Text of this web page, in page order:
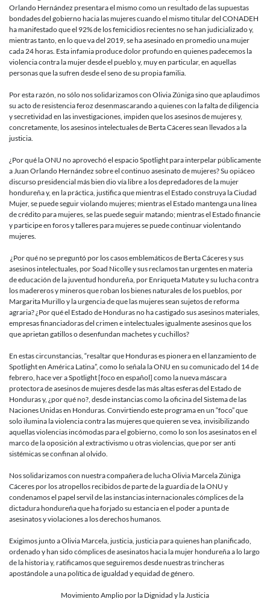
Orlando Hernández presentara el mismo como un resultado de las supuestas
bondades del gobierno hacia las mujeres cuando el mismo titular del CONADEH
ha manifestado que el 92% de los femicidios recientes no se han judicializado y,
mientras tanto, en lo que va del 2019, se ha asesinado en promedio una mujer
cada 24 horas. Esta infamia produce dolor profundo en quienes padecemos la
violencia contra la mujer desde el pueblo y, muy en particular, en aquellas
personas que la sufren desde el seno de su propia familia.
Por esta razón, no sólo nos solidarizamos con Olivia Zúniga sino que aplaudimos
su acto de resistencia feroz desenmascarando a quienes con la falta de diligencia
y secretividad en las investigaciones, impiden que los asesinos de mujeres y,
concretamente, los asesinos intelectuales de Berta Cáceres sean llevados a la
justicia.
¿Por qué la ONU no aprovechó el espacio Spotlight para interpelar públicamente
a Juan Orlando Hernández sobre el continuo asesinato de mujeres? Su opiáceo
discurso presidencial más bien dio vía libre a los depredadores de la mujer
hondureña y, en la práctica, justifica que mientras el Estado construya la Ciudad
Mujer, se puede seguir violando mujeres; mientras el Estado mantenga una línea
de crédito para mujeres, se las puede seguir matando; mientras el Estado financie
y participe en foros y talleres para mujeres se puede continuar violentando
mujeres.
¿Por qué no se preguntó por los casos emblemáticos de Berta Cáceres y sus
asesinos intelectuales, por Soad Nicolle y sus reclamos tan urgentes en materia
de educación de la juventud hondureña, por Enriqueta Matute y su lucha contra
los madereros y mineros que roban los bienes naturales de los pueblos, por
Margarita Murillo y la urgencia de que las mujeres sean sujetos de reforma
agraria? ¿Por qué el Estado de Honduras no ha castigado sus asesinos materiales,
empresas financiadoras del crimen e intelectuales igualmente asesinos que los
que aprietan gatillos o desenfundan machetes y cuchillos?
En estas circunstancias, “resaltar que Honduras es pionera en el lanzamiento de
Spotlight en América Latina”, como lo señala la ONU en su comunicado del 14 de
febrero, hace ver a Spotlight [foco en español] como la nueva máscara
protectora de asesinos de mujeres desde las más altas esferas del Estado de
Honduras y, ¿por qué no?, desde instancias como la oficina del Sistema de las
Naciones Unidas en Honduras. Convirtiendo este programa en un “foco” que
solo ilumina la violencia contra las mujeres que quieren se vea, invisibilizando
aquellas violencias incómodas para el gobierno, como lo son los asesinatos en el
marco de la oposición al extractivismo u otras violencias, que por ser anti
sistémicas se confinan al olvido.
Nos solidarizamos con nuestra compañera de lucha Olivia Marcela Zúniga
Cáceres por los atropellos recibidos de parte de la guardia de la ONU y
condenamos el papel servil de las instancias internacionales cómplices de la
dictadura hondureña que ha forjado su estancia en el poder a punta de
asesinatos y violaciones a los derechos humanos.
Exigimos junto a Olivia Marcela, justicia, justicia para quienes han planificado,
ordenado y han sido cómplices de asesinatos hacia la mujer hondureña a lo largo
de la historia y, ratificamos que seguiremos desde nuestras trincheras
apostándole a una política de igualdad y equidad de género.
Movimiento Amplio por la Dignidad y la Justicia